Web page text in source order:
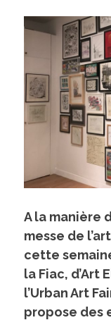
A la manière
messe de
cette
la Fiac, d’Art
l’Urban Art
propose des